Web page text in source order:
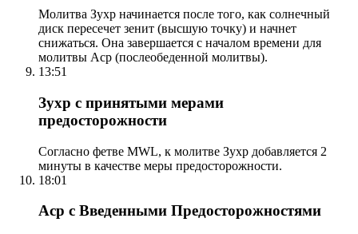
Молитва Зухр начинается после того, как солнечный
диск пересечет зенит (высшую точку) и начнет
снижаться. Она завершается с началом времени для
молитвы Аср (послеобеденной молитвы).
13:51
Зухр с принятыми мерами
предосторожности
Согласно фетве MWL, к молитве Зухр добавляется 2
минуты в качестве меры предосторожности.
18:01
Аср с Введенными Предосторожностями